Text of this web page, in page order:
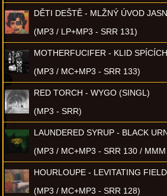
DĚTI DEŠTĚ - MLŽNÝ ÚVOD
(MP3 / LP+MP3 - SRR 131)
MOTHERFUCIFER - KLID SPÍCÍCH
(MP3 / MC+MP3 - SRR 133)
RED TORCH - WYGO (SINGL)
(MP3 - SRR)
LAUNDERED SYRUP - BLACK
(MP3 / MC+MP3 - SRR 130 /
HOURLOUPE - LEVITATING
(MP3 / MC+MP3 - SRR 128)